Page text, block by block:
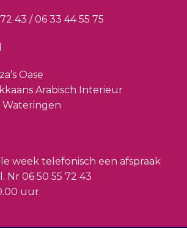
43 / 06 33 44 55 75
Oase
Arabisch Interieur
Wateringen
week telefonisch een afspraak
Nr 06 50 55 72 43
uur.